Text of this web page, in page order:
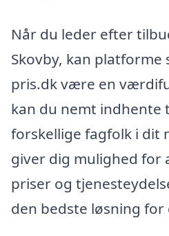
Når du leder efter
Skovby, kan platforme
pris.dk være en
kan du nemt indhente
forskellige fagfolk i dit
giver dig mulighed for
priser og
den bedste løsning for